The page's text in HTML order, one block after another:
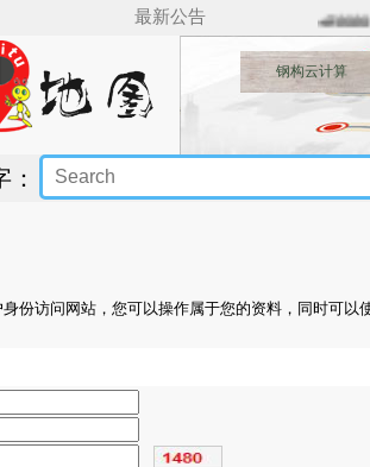
最新公告
钢构云计算
份访问网站，您可以操作属于您的资料，同时可以